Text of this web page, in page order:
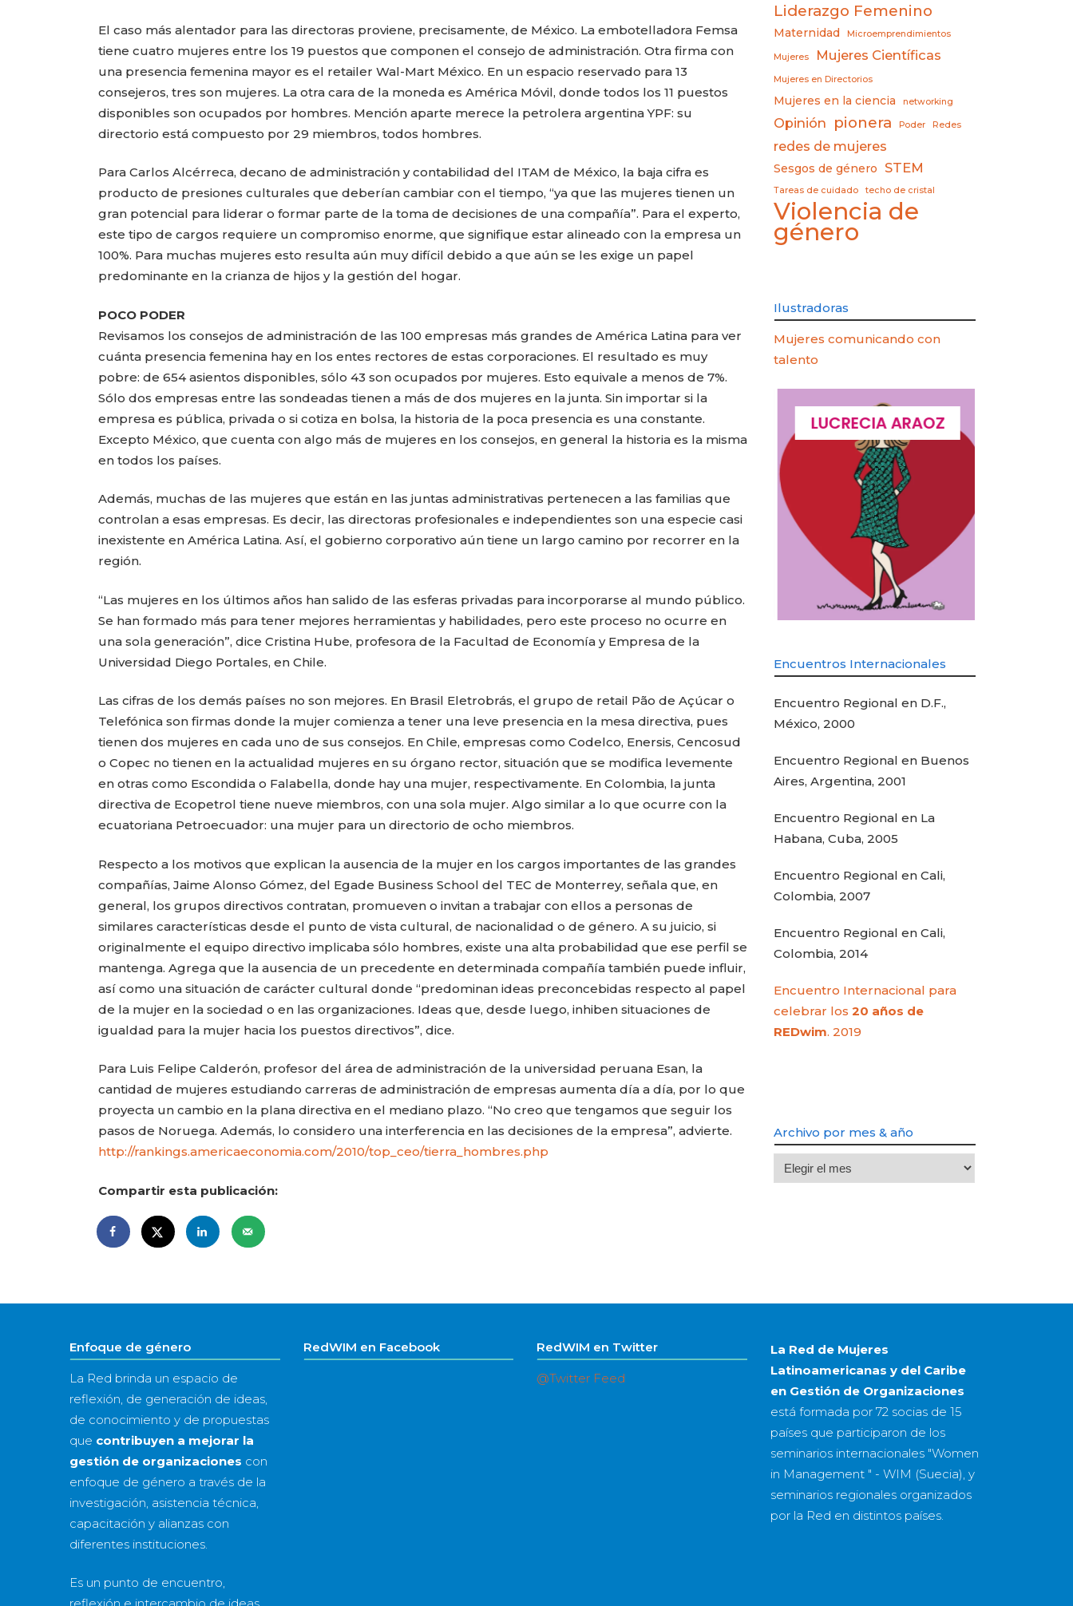
El caso más alentador para las directoras proviene, precisamente, de México. La embotelladora Femsa
tiene cuatro mujeres entre los 19 puestos que componen el consejo de administración. Otra firma con
una presencia femenina mayor es el retailer Wal-Mart México. En un espacio reservado para 13
consejeros, tres son mujeres. La otra cara de la moneda es América Móvil, donde todos los 11 puestos
disponibles son ocupados por hombres. Mención aparte merece la petrolera argentina YPF: su
directorio está compuesto por 29 miembros, todos hombres.
Para Carlos Alcérreca, decano de administración y contabilidad del ITAM de México, la baja cifra es
producto de presiones culturales que deberían cambiar con el tiempo, “ya que las mujeres tienen un
gran potencial para liderar o formar parte de la toma de decisiones de una compañía”. Para el experto,
este tipo de cargos requiere un compromiso enorme, que signifique estar alineado con la empresa un
100%. Para muchas mujeres esto resulta aún muy difícil debido a que aún se les exige un papel
predominante en la crianza de hijos y la gestión del hogar.
POCO PODER
Revisamos los consejos de administración de las 100 empresas más grandes de América Latina para ver
cuánta presencia femenina hay en los entes rectores de estas corporaciones. El resultado es muy
pobre: de 654 asientos disponibles, sólo 43 son ocupados por mujeres. Esto equivale a menos de 7%.
Sólo dos empresas entre las sondeadas tienen a más de dos mujeres en la junta. Sin importar si la
empresa es pública, privada o si cotiza en bolsa, la historia de la poca presencia es una constante.
Excepto México, que cuenta con algo más de mujeres en los consejos, en general la historia es la misma
en todos los países.
Además, muchas de las mujeres que están en las juntas administrativas pertenecen a las familias que
controlan a esas empresas. Es decir, las directoras profesionales e independientes son una especie casi
inexistente en América Latina. Así, el gobierno corporativo aún tiene un largo camino por recorrer en la
región.
“Las mujeres en los últimos años han salido de las esferas privadas para incorporarse al mundo público.
Se han formado más para tener mejores herramientas y habilidades, pero este proceso no ocurre en
una sola generación”, dice Cristina Hube, profesora de la Facultad de Economía y Empresa de la
Universidad Diego Portales, en Chile.
Las cifras de los demás países no son mejores. En Brasil Eletrobrás, el grupo de retail Pão de Açúcar o
Telefónica son firmas donde la mujer comienza a tener una leve presencia en la mesa directiva, pues
tienen dos mujeres en cada uno de sus consejos. En Chile, empresas como Codelco, Enersis, Cencosud
o Copec no tienen en la actualidad mujeres en su órgano rector, situación que se modifica levemente
en otras como Escondida o Falabella, donde hay una mujer, respectivamente. En Colombia, la junta
directiva de Ecopetrol tiene nueve miembros, con una sola mujer. Algo similar a lo que ocurre con la
ecuatoriana Petroecuador: una mujer para un directorio de ocho miembros.
Respecto a los motivos que explican la ausencia de la mujer en los cargos importantes de las grandes
compañías, Jaime Alonso Gómez, del Egade Business School del TEC de Monterrey, señala que, en
general, los grupos directivos contratan, promueven o invitan a trabajar con ellos a personas de
similares características desde el punto de vista cultural, de nacionalidad o de género. A su juicio, si
originalmente el equipo directivo implicaba sólo hombres, existe una alta probabilidad que ese perfil se
mantenga. Agrega que la ausencia de un precedente en determinada compañía también puede influir,
así como una situación de carácter cultural donde “predominan ideas preconcebidas respecto al papel
de la mujer en la sociedad o en las organizaciones. Ideas que, desde luego, inhiben situaciones de
igualdad para la mujer hacia los puestos directivos”, dice.
Para Luis Felipe Calderón, profesor del área de administración de la universidad peruana Esan, la
cantidad de mujeres estudiando carreras de administración de empresas aumenta día a día, por lo que
proyecta un cambio en la plana directiva en el mediano plazo. “No creo que tengamos que seguir los
pasos de Noruega. Además, lo considero una interferencia en las decisiones de la empresa”, advierte.
http://rankings.americaeconomia.com/2010/top_ceo/tierra_hombres.php
Compartir esta publicación:
Liderazgo Femenino
Maternidad Microemprendimientos
Mujeres Mujeres Científicas
Mujeres en Directorios
Mujeres en la ciencia networking
Opinión pionera Poder Redes
redes de mujeres
Sesgos de género STEM
Tareas de cuidado techo de cristal
Violencia de
género
Ilustradoras
Mujeres comunicando con
talento
CARLA PILLA PATRICIA JACQUES LUCRECIA ARAOZ
Encuentros Internacionales
Encuentro Regional en D.F.,
México, 2000
Encuentro Regional en Buenos
Aires, Argentina, 2001
Encuentro Regional en La
Habana, Cuba, 2005
Encuentro Regional en Cali,
Colombia, 2007
Encuentro Regional en Cali,
Colombia, 2014
Encuentro Internacional para
celebrar los20 años de
REDwim. 2019
Archivo por mes & año
Archivo
por
Enfoque de género
La Red brinda un espacio de
reflexión, de generación de ideas,
de conocimiento y de propuestas
que contribuyen a mejorar la
gestión de organizaciones con
enfoque de género a través de la
investigación, asistencia técnica,
capacitación y alianzas con
diferentes instituciones.
Es un punto de encuentro,
RedWIM en Facebook RedWIM en Twitter
@Twitter Feed
La Red de Mujeres
Latinoamericanas y del Caribe
en Gestión de Organizaciones
está formada por 72 sociasde 15
paísesque participaron de los
seminarios internacionales "Women
in Management " - WIM (Suecia), y
seminarios regionales organizados
por la Red en distintos países.